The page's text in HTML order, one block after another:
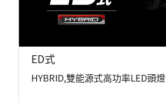
ED式
HYBRID,雙能源式高功率LED頭燈